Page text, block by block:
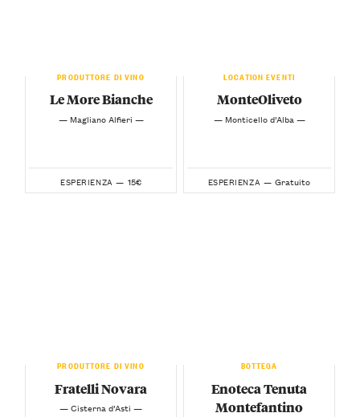
PRODUTTORE DI VINO
Le More Bianche
— Magliano Alfieri —
ESPERIENZA — 15€
LOCATION EVENTI
MonteOliveto
— Monticello d’Alba —
ESPERIENZA — Gratuito
PRODUTTORE DI VINO
Fratelli Novara
— Cisterna d’Asti —
BOTTEGA
Enoteca Tenuta
Montefantino